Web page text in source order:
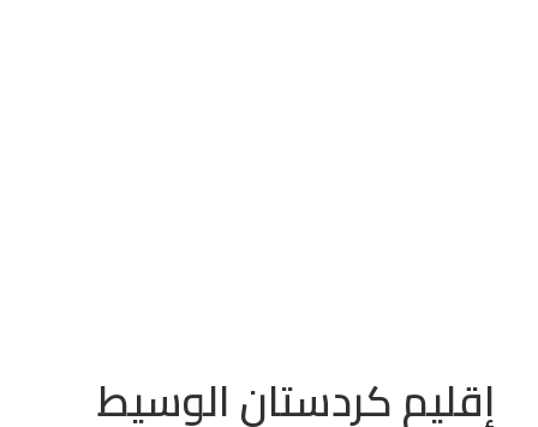
إقليم كردستان الوسيط